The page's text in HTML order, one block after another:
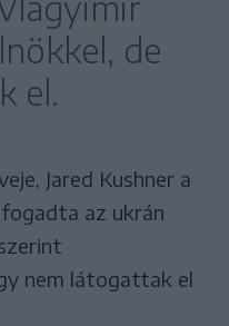
de
el.
Jared Kushner a
az ukrán
nem látogattak el